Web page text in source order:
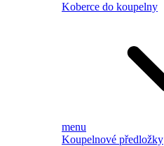
Koberce do koupelny
menu
Koupelnové předložky